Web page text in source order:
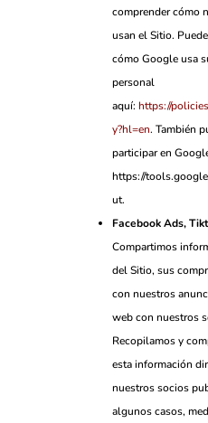
comprender cómo
usan el Sitio.
cómo Google usa
personal
aquí:https://
y?hl=en. También
participar en
https://
ut.
Facebook Ads,
Compartimos
del Sitio, sus
con nuestros
web con nuestros
Recopilamos y
esta información
nuestros socios
algunos casos,